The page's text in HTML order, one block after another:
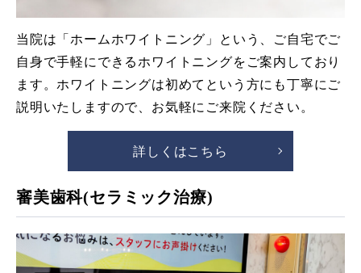
当院は「ホームホワイトニング」という、ご自宅でご
自身で手軽にできるホワイトニングをご案内しており
ます。ホワイトニングは初めてという方にも丁寧にご
説明いたしますので、お気軽にご来院ください。
詳しくはこちら
審美歯科(セラミック治療)